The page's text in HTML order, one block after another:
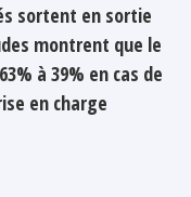
sortent en sortie
montrent que le
à 39% en cas de
en charge